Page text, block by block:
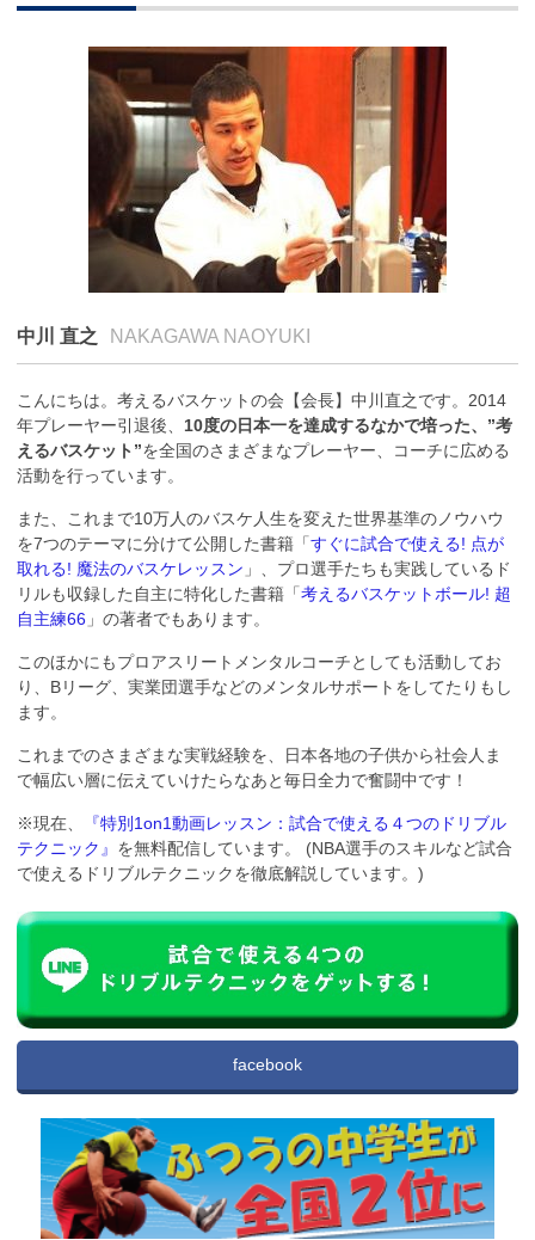
中川 直之 NAKAGAWA NAOYUKI
こんにちは。考えるバスケットの会【会長】中川直之です。2014
年プレーヤー引退後、 10度の日本一を達成するなかで培った、”考
えるバスケット”を全国のさまざまなプレーヤー、コーチに広める
活動を行っています。
また、これまで10万人のバスケ人生を変えた世界基準のノウハウ
を7つのテーマに分けて公開した書籍「すぐに試合で使える! 点が
取れる! 魔法のバスケレッスン 」、プロ選手たちも実践しているド
リルも収録した自主に特化した書籍「考えるバスケットボール! 超
自主練66 」の著者でもあります。
このほかにもプロアスリートメンタルコーチとしても活動してお
り、Bリーグ、実業団選手などのメンタルサポートをしてたりもし
ます。
これまでのさまざまな実戦経験を、日本各地の子供から社会人ま
で幅広い層に伝えていけたらなあと毎日全力で奮闘中です！
※現在、
『特別1on1動画レッスン：試合で使える４つのドリブル
テクニック』 を無料配信しています。 (NBA選手のスキルなど試合
で使えるドリブルテクニックを徹底解説しています。)
facebook